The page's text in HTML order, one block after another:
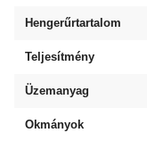
Hengerűrtartalom
Teljesítmény
Üzemanyag
Okmányok